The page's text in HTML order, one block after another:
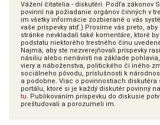
Vážení čitatelia - diskutéri. Podľa zákonov
povinní na požiadanie orgánov činných v
im všetky informácie zozbierané o vás
vaše príspevky atď.) Prosíme vás preto,
stránke nevkladali také komentáre, ktoré
podstatu niektorého trestného činu
Najmä, aby ste nezverejňovali príspevky
násiliu alebo nenávisti na základe
viery a náboženstva, politického či iného
sociálneho pôvodu, príslušnosti k
a podobne. Viac o povinnostiach diskutéra
portálu, ktoré si je každý diskutér povinný
tu. Publikovaním príspevku do diskusie
preštudovali a porozumeli im.